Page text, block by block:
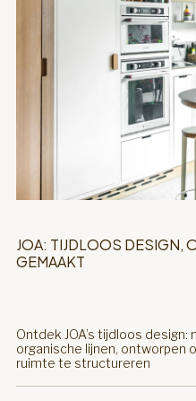
JOA: TIJDLOOS DESIGN,
GEMAAKT
Ontdek JOA’s tijdloos
organische lijnen, ontworpen
ruimte te structureren